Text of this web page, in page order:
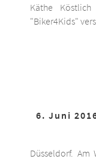
Käthe
"Biker4Kids"
6. Juni
Düsseldorf. Am